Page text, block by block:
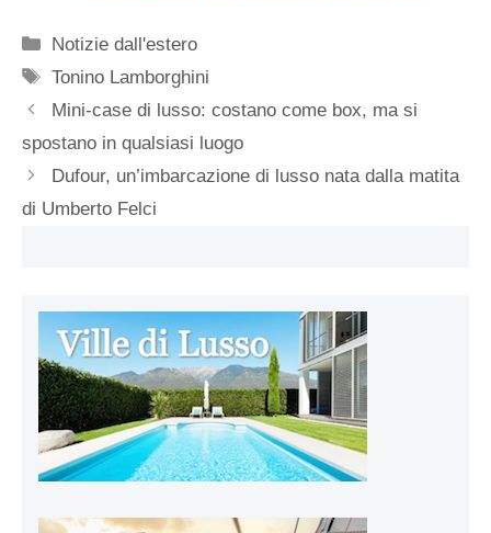
Categorie
Notizie dall'estero
Tag
Tonino Lamborghini
Mini-case di lusso: costano come box, ma si
spostano in qualsiasi luogo
Dufour, un’imbarcazione di lusso nata dalla matita
di Umberto Felci